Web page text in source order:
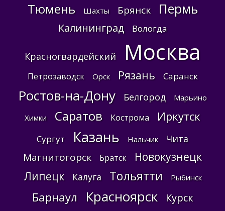
Тюмень Шахты Брянск Пермь
Калининград Вологда
Красногвардейский Москва
Петрозаводск Орск Рязань Саранск
Ростов-на-Дону Белгород
Марьино
Химки
Саратов Кострома Иркутск
Сургут Казань Нальчик Чита
Магнитогорск Братск
Новокузнецк
Липецк
Калуга Тольятти Рыбинск
Барнаул Красноярск Курск